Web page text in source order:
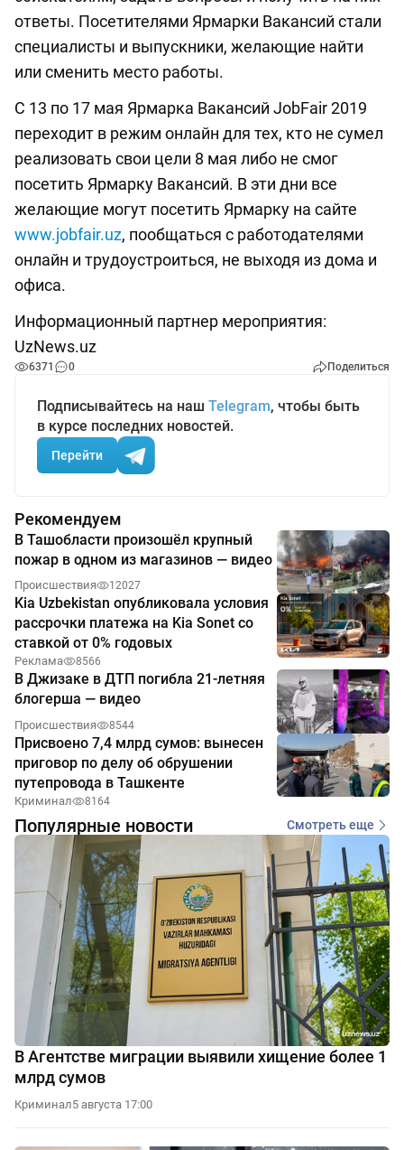
ответы. Посетителями Ярмарки Вакансий стали
специалисты и выпускники, желающие найти
или сменить место работы.
С 13 по 17 мая Ярмарка Вакансий JobFair 2019
переходит в режим онлайн для тех, кто не сумел
реализовать свои цели 8 мая либо не смог
посетить Ярмарку Вакансий. В эти дни все
желающие могут посетить Ярмарку на сайте
www.jobfair.uz, пообщаться с работодателями
онлайн и трудоустроиться, не выходя из дома и
офиса.
Информационный партнер мероприятия:
UzNews.uz
6371 0 Поделиться
Подписывайтесь на наш Telegram, чтобы быть
в курсе последних новостей.
Перейти
Рекомендуем
В Ташобласти произошёл крупный
пожар в одном из магазинов — видео
Происшествия 12027
Kia Uzbekistan опубликовала условия
рассрочки платежа на Kia Sonet со
ставкой от 0% годовых
Реклама 8566
В Джизаке в ДТП погибла 21-летняя
блогерша — видео
Происшествия 8544
Присвоено 7,4 млрд сумов: вынесен
приговор по делу об обрушении
путепровода в Ташкенте
Криминал 8164
Популярные новости Смотреть еще
В Агентстве миграции выявили хищение более 1
млрд сумов
Криминал5 августа 17:00